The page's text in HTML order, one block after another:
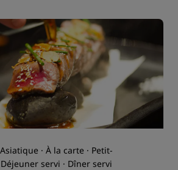
· À la carte · Petit-
servi · Dîner servi